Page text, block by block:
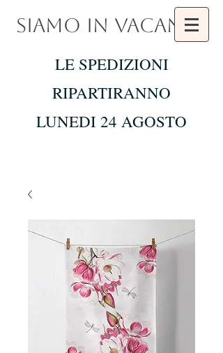
SIAMO IN VACANZA
LE SPEDIZIONI
RIPARTIRANNO
LUNEDI 24 AGOSTO